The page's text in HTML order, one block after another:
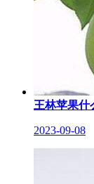
王林苹果什
2023-09-08